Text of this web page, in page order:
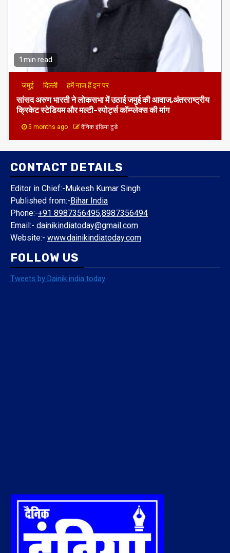
1 min read
जमुई दिल्ली हमें नाज हैं इन पर
​सांसद अरुण भारती ने लोकसभा में उठाई जमुई की आवाज,अंतरराष्ट्रीय
क्रिकेट स्टेडियम और मल्टी-स्पोर्ट्स कॉम्प्लेक्स की मांग
5 months ago दैनिक इंडिया टुडे
CONTACT DETAILS
Editor in Chief:-Mukesh Kumar Singh
Published from:- Bihar India
Phone:-+91 8987356495,8987356494
Email:- dainikindiatoday@gmail.com
Website:- www.dainikindiatoday.com
FOLLOW US
Tweets by Dainik india today